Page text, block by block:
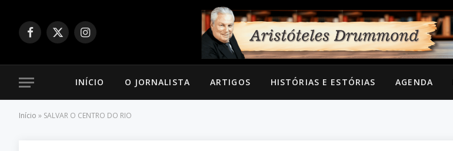
Facebook
X
Instagram
INÍCIO O JORNALISTA ARTIGOS HISTÓRIAS E ESTÓRIAS AGENDA
Início » SALVAR O CENTRO DO RIO